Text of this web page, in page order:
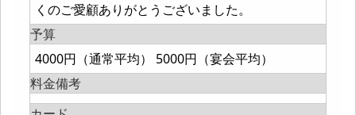
くのご愛顧ありがとうございました。
予算
4000円（通常平均） 5000円（宴会平均）
料金備考